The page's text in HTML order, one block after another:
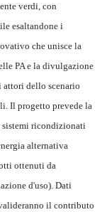
verdi, con
esaltandone i
che unisce la
PA e la divulgazione
dello scenario
Il progetto prevede la
sistemi ricondizionati
alternativa
ottenuti da
d'uso). Dati
il contributo